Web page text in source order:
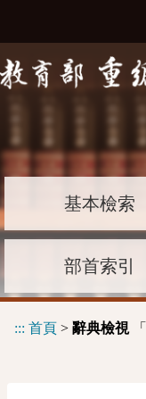
基本檢索
部首索引
::: 首頁 > 辭典檢視「